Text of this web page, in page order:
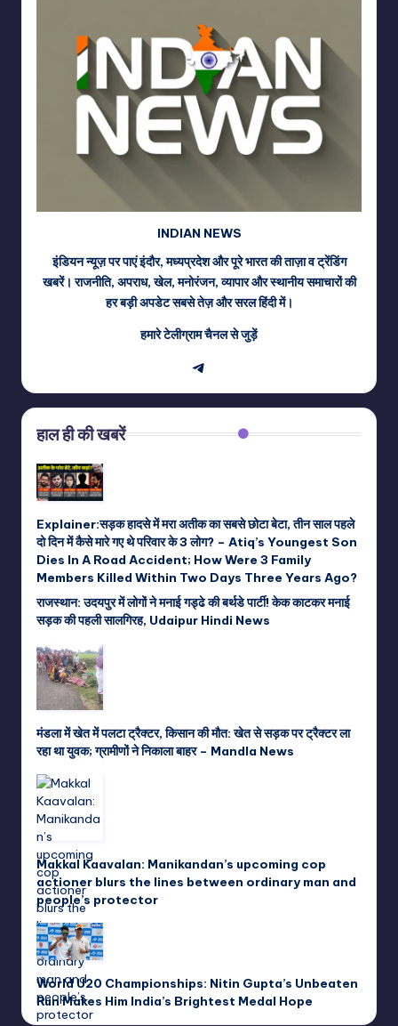
INDIAN NEWS
इंडियन न्यूज़ पर पाएं इंदौर, मध्यप्रदेश और पूरे भारत की ताज़ा व ट्रेंडिंग
खबरें। राजनीति, अपराध, खेल, मनोरंजन, व्यापार और स्थानीय समाचारों की
हर बड़ी अपडेट सबसे तेज़ और सरल हिंदी में।
हमारे टेलीग्राम चैनल से जुड़ें
Telegram
हाल ही की खबरें
Explainer:सड़क हादसे में मरा अतीक का सबसे छोटा बेटा, तीन साल पहले
दो दिन में कैसे मारे गए थे परिवार के 3 लोग? – Atiq’s Youngest Son
Dies In A Road Accident; How Were 3 Family
Members Killed Within Two Days Three Years Ago?
राजस्थान: उदयपुर में लोगों ने मनाई गड्ढे की बर्थडे पार्टी! केक काटकर मनाई
सड़क की पहली सालगिरह, Udaipur Hindi News
मंडला में खेत में पलटा ट्रैक्टर, किसान की मौत: खेत से सड़क पर ट्रैक्टर ला
रहा था युवक; ग्रामीणों ने निकाला बाहर – Mandla News
Makkal Kaavalan: Manikandan’s upcoming cop
actioner blurs the lines between ordinary man and
people’s protector
World U20 Championships: Nitin Gupta’s Unbeaten
Run Makes Him India’s Brightest Medal Hope